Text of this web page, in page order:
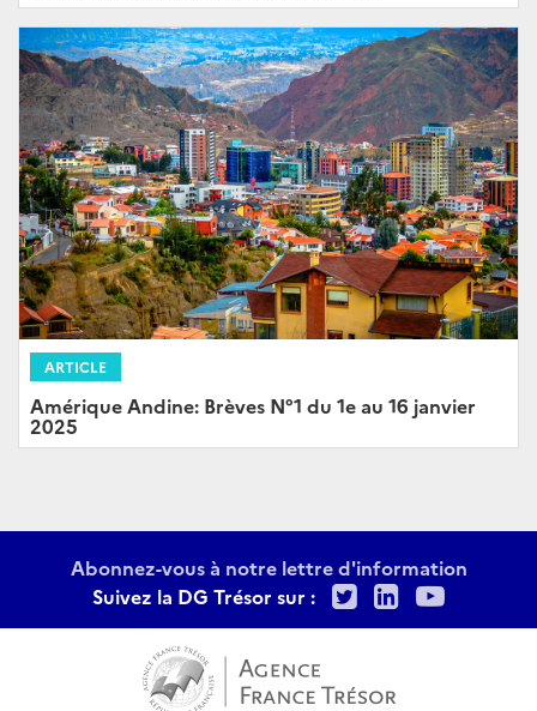
ARTICLE
Amérique Andine: Brèves N°1 du 1e au 16 janvier
2025
Abonnez-vous à notre lettre d'information
Suivez la DG Trésor sur :
TwitterLinkedIn